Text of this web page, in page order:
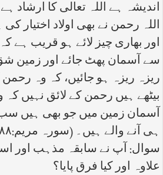
اندیشہ ہے اللہ تعالی کا ارشاد
اللہ رحمن نے بھی اولاد اختیار
اور بھاری چیز لائے ہو قریب
سے آسمان پھٹ جائے اور زمین
ریزہ ریزہ ہو جائیں، کہ وہ رحمن
بیٹھے ہیں رحمن کے لائق نہیں کہ
آسمان زمین میں جو بھی ہیں
ہی آنے والے ہیں۔ (سورہ مریم:۸۸۔۳۹)
سوال: آپ نے سابقہ مذہب اور
علاوہ اور کیا فرق پایا؟